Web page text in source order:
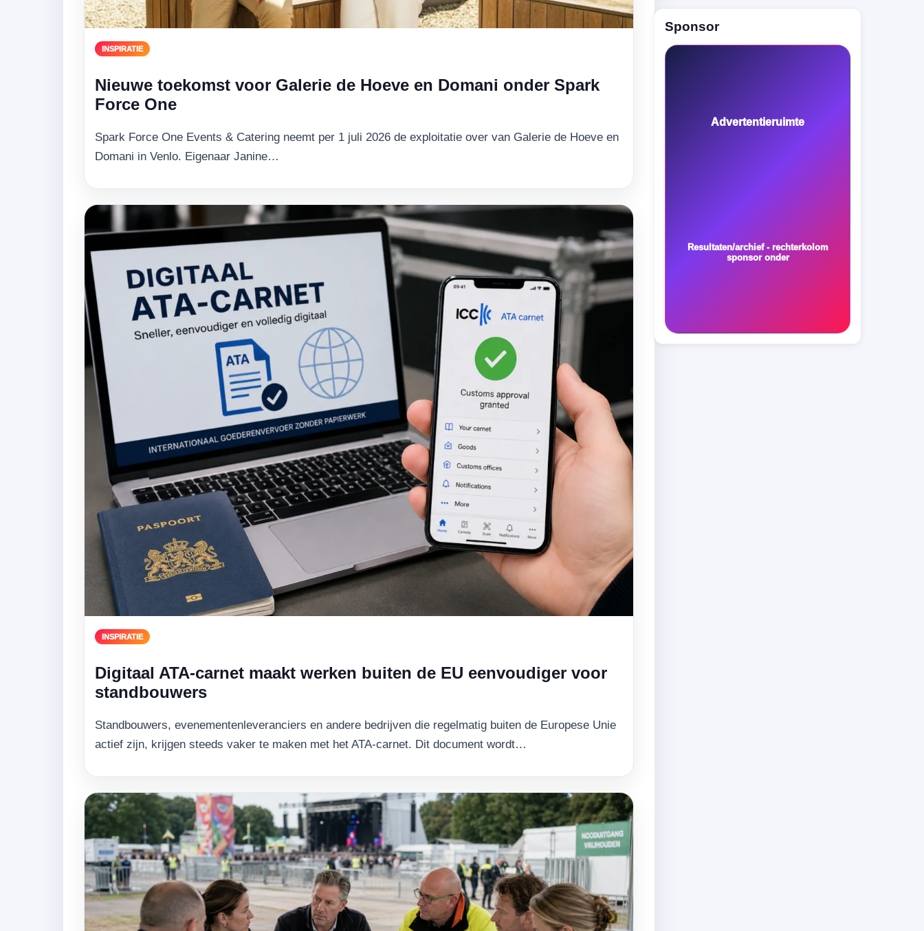
INSPIRATIE
Nieuwe toekomst voor Galerie de Hoeve en Domani onder Spark
Force One
Spark Force One Events & Catering neemt per 1 juli 2026 de exploitatie over van Galerie de Hoeve en
Domani in Venlo. Eigenaar Janine…
INSPIRATIE
Digitaal ATA-carnet maakt werken buiten de EU eenvoudiger voor
standbouwers
Standbouwers, evenementenleveranciers en andere bedrijven die regelmatig buiten de Europese Unie
actief zijn, krijgen steeds vaker te maken met het ATA-carnet. Dit document wordt…
Sponsor
Advertentieruimte
Resultaten/archief - rechterkolom
sponsor onder